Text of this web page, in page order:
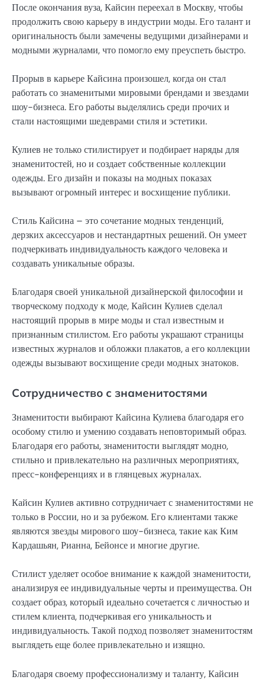
После окончания вуза, Кайсин переехал в Москву, чтобы
продолжить свою карьеру в индустрии моды. Его талант и
оригинальность были замечены ведущими дизайнерами и
модными журналами, что помогло ему преуспеть быстро.
Прорыв в карьере Кайсина произошел, когда он стал
работать со знаменитыми мировыми брендами и звездами
шоу-бизнеса. Его работы выделялись среди прочих и
стали настоящими шедеврами стиля и эстетики.
Кулиев не только стилистирует и подбирает наряды для
знаменитостей, но и создает собственные коллекции
одежды. Его дизайн и показы на модных показах
вызывают огромный интерес и восхищение публики.
Стиль Кайсина – это сочетание модных тенденций,
дерзких аксессуаров и нестандартных решений. Он умеет
подчеркивать индивидуальность каждого человека и
создавать уникальные образы.
Благодаря своей уникальной дизайнерской философии и
творческому подходу к моде, Кайсин Кулиев сделал
настоящий прорыв в мире моды и стал известным и
признанным стилистом. Его работы украшают страницы
известных журналов и обложки плакатов, а его коллекции
одежды вызывают восхищение среди модных знатоков.
Сотрудничество с знаменитостями
Знаменитости выбирают Кайсина Кулиева благодаря его
особому стилю и умению создавать неповторимый образ.
Благодаря его работы, знаменитости выглядят модно,
стильно и привлекательно на различных мероприятиях,
пресс-конференциях и в глянцевых журналах.
Кайсин Кулиев активно сотрудничает с знаменитостями не
только в России, но и за рубежом. Его клиентами также
являются звезды мирового шоу-бизнеса, такие как Ким
Кардашьян, Рианна, Бейонсе и многие другие.
Стилист уделяет особое внимание к каждой знаменитости,
анализируя ее индивидуальные черты и преимущества. Он
создает образ, который идеально сочетается с личностью и
стилем клиента, подчеркивая его уникальность и
индивидуальность. Такой подход позволяет знаменитостям
выглядеть еще более привлекательно и изящно.
Благодаря своему профессионализму и таланту, Кайсин